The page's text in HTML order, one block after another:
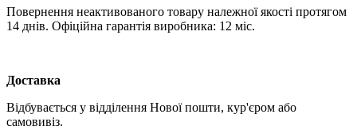
Повернення неактивованого товару належної якості протягом
14 днів. Офіційна гарантія виробника: 12 міс.
Доставка
Відбувається у відділення Нової пошти, кур'єром або
самовивіз.